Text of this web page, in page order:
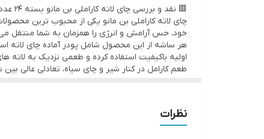
میزان نمک یک ساشه:0 گرم
میزان اسیدهای چرب ترانس:0 گرم
تعداد در هر بسته‌بندی:24 عدد + به‌همراه 2 عدد ساشه هدیه
رنگ‌ بسته‌بندی:زرد
ابعاد بسته‌بندی:21*26*5 سانتی‌متر
نوع بسته‌بندی:ساشه 3 لایه فویل آلومینیومی
🟥 نقد و بررسی چای لاته کاراملی بن مانو بسته 24 عددی
چای لاته کاراملی بن مانو یکی از محبوب ترین
خود، حس آرامش و انرژی را همزمان به شما منتقل
هر ساشه از این محصول شامل پودر آماده چای لاته
اولیه باکیفیت استفاده کرده و طعمی نزدیک به لاته
تهیه سریع و آسان تنها با آب داغ
ترکیب متعادل چای، شیر و شکر
نظرات